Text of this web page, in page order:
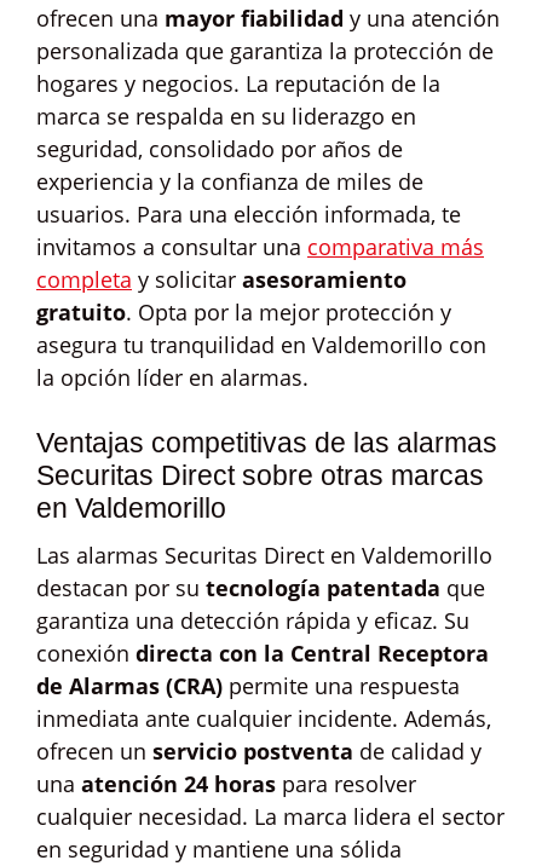
ofrecen una mayor fiabilidad y una atención
personalizada que garantiza la protección de
hogares y negocios. La reputación de la
marca se respalda en su liderazgo en
seguridad, consolidado por años de
experiencia y la confianza de miles de
usuarios. Para una elección informada, te
invitamos a consultar una comparativa más
completa y solicitar asesoramiento
gratuito. Opta por la mejor protección y
asegura tu tranquilidad en Valdemorillo con
la opción líder en alarmas.
Ventajas competitivas de las alarmas
Securitas Direct sobre otras marcas
en Valdemorillo
Las alarmas Securitas Direct en Valdemorillo
destacan por su tecnología patentada que
garantiza una detección rápida y eficaz. Su
conexión directa con la Central Receptora
de Alarmas (CRA) permite una respuesta
inmediata ante cualquier incidente. Además,
ofrecen un servicio postventa de calidad y
una atención 24 horas para resolver
cualquier necesidad. La marca lidera el sector
en seguridad y mantiene una sólida